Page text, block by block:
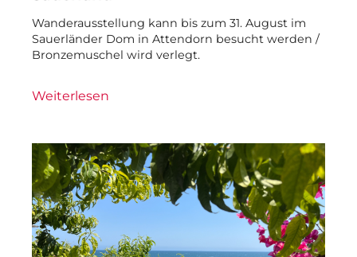
Wanderausstellung kann bis zum 31. August im
Sauerländer Dom in Attendorn besucht werden /
Bronzemuschel wird verlegt.
Weiterlesen